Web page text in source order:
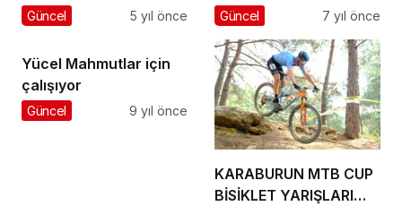
ULAŞTI
Güncel 5 yıl önce Güncel 7 yıl önce
Yücel Mahmutlar için
çalışıyor
Güncel 9 yıl önce
KARABURUN MTB CUP
BİSİKLET YARIŞLARI